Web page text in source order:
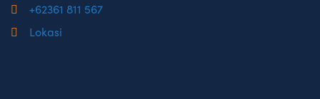
+62361 811 567
Lokasi